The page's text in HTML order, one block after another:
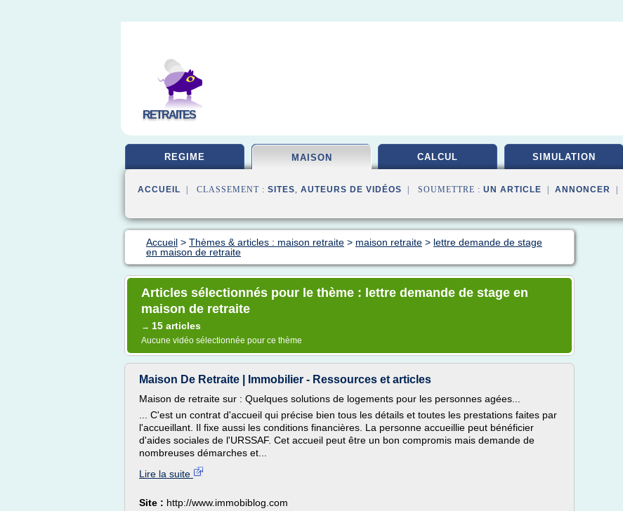
RETRAITES
REGIME MAISON CALCUL SIMULATION
ACCUEIL | CLASSEMENT : SITES, AUTEURS DE VIDÉOS | SOUMETTRE : UN ARTICLE ANNONCER
Accueil > Thèmes & articles : maison retraite > maison retraite > lettre demande de stage
en maison de retraite
Articles sélectionnés pour le thème : lettre demande de stage en
maison de retraite
→ 15 articles
Aucune vidéo sélectionnée pour ce thème
Maison De Retraite | Immobilier - Ressources et articles
Maison de retraite sur : Quelques solutions de logements pour les personnes agées...
... C'est un contrat d'accueil qui précise bien tous les détails et toutes les prestations faites par
l'accueillant. Il fixe aussi les conditions financières. La personne accueillie peut bénéficier
d'aides sociales de l'URSSAF. Cet accueil peut être un bon compromis mais demande de
nombreuses démarches et...
Lire la suite
Site : http://www.immobiblog.com